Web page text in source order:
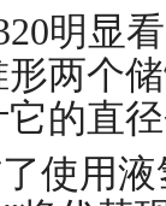
明显
两个
的直径
使用